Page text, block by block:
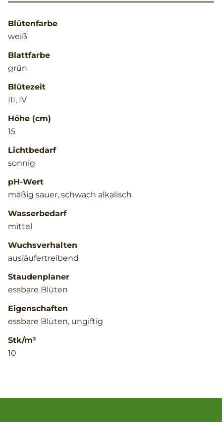
Blütenfarbe
weiß
Blattfarbe
grün
Blütezeit
III, IV
Höhe (cm)
15
Lichtbedarf
sonnig
pH-Wert
mäßig sauer, schwach alkalisch
Wasserbedarf
mittel
Wuchsverhalten
ausläufertreibend
Staudenplaner
essbare Blüten
Eigenschaften
essbare Blüten, ungiftig
Stk/m²
10